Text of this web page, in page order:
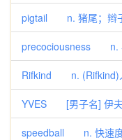
pigtail n. 猪尾；辫
precociousness n.
Rifkind n. (Rifkind)
YVES [男子名] 伊夫
speedball n. 快速度